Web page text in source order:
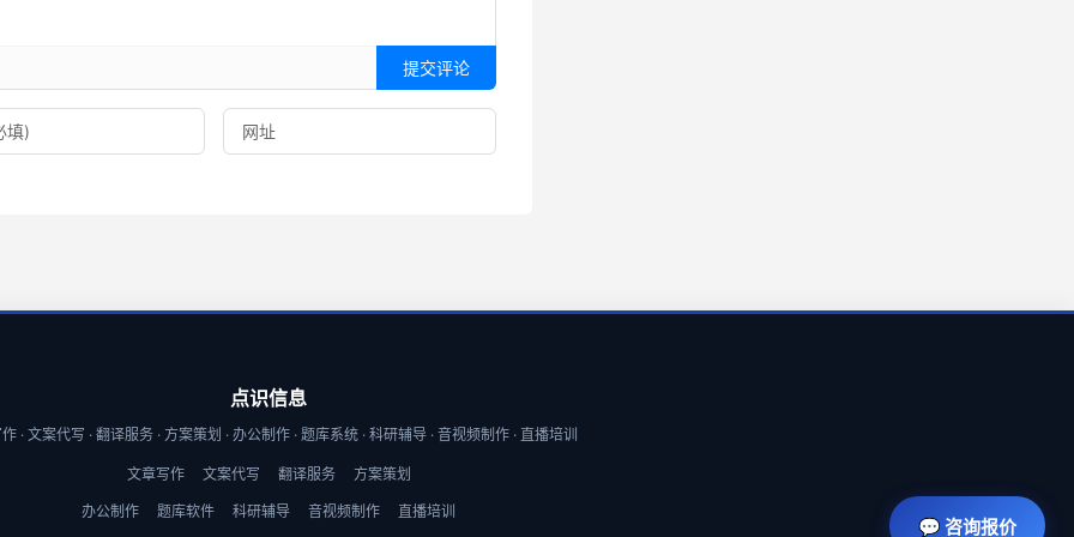
提交评论
点识信息
· 文案代写 · 翻译服务 · 方案策划 · 办公制作 · 题库系统 · 科研辅导 · 音视频制作 · 直播培训
文章写作 文案代写 翻译服务 方案策划
办公制作 题库软件 科研辅导 音视频制作 直播培训
💬 咨询报价